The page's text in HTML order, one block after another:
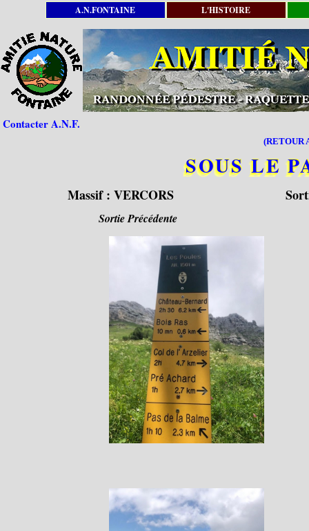
A.N.FONTAINE L'HISTOIRE
Contacter A.N.F.
(RETOUR
SOUS LE
Massif : VERCORS
Sortie Précédente